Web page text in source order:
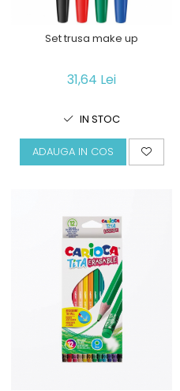
Set trusa make up
31,64 Lei
IN STOC
ADAUGA IN COS